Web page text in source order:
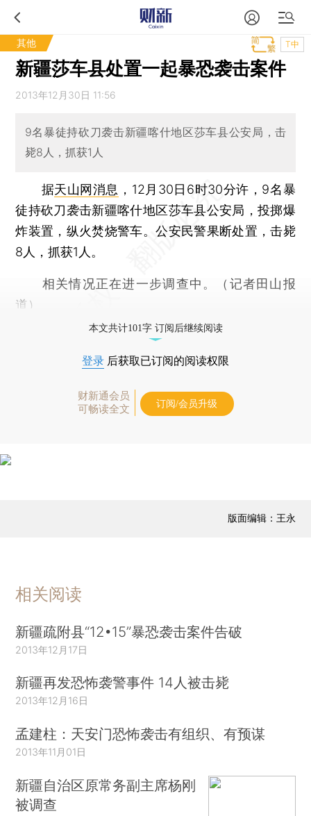
其他 T中
新疆莎车县处置一起暴恐袭击案件
2013年12月30日 11:56
9名暴徒持砍刀袭击新疆喀什地区莎车县公安局，击
毙8人，抓获1人
据天山网消息 ，12月30日6时30分许，9名暴
徒持砍刀袭击新疆喀什地区莎车县公安局，投掷爆
炸装置，纵火焚烧警车。公安民警果断处置，击毙
8人，抓获1人。
相关情况正在进一步调查中。（记者田山报
道）
本文共计101字 订阅后继续阅读
登录 后获取已订阅的阅读权限
财新通会员
可畅读全文
订阅/会员升级
版面编辑：王永
相关阅读
新疆疏附县“12•15”暴恐袭击案件告破
2013年12月17日
新疆再发恐怖袭警事件 14人被击毙
2013年12月16日
孟建柱：天安门恐怖袭击有组织、有预谋
2013年11月01日
新疆自治区原常务副主席杨刚
被调查